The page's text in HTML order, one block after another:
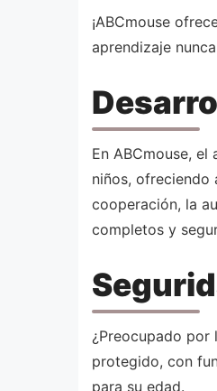
¡ABCmouse
aprendizaje
En ABCmouse,
niños, ofreciendo
cooperación, la
completos y
¿Preocupado por
protegido, con
para su edad.